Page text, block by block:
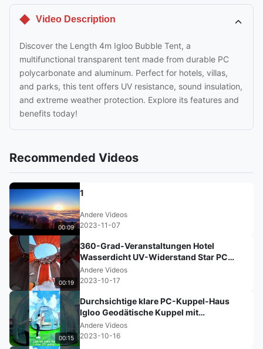
Video Description
Discover the Length 4m Igloo Bubble Tent, a
multifunctional transparent tent made from durable PC
polycarbonate and aluminum. Perfect for hotels, villas,
and parks, this tent offers UV resistance, sound insulation,
and extreme weather protection. Explore its features and
benefits today!
Recommended Videos
00:09
1
Andere Videos
2023-11-07
00:19
360-Grad-Veranstaltungen Hotel
Wasserdicht UV-Widerstand Star PC
Glamping Igloo Geodätische Kuppeln
Haus
Andere Videos
2023-10-17
00:15
Durchsichtige klare PC-Kuppel-Haus
Igloo Geodätische Kuppel mit
Aluminiumrahmen
Andere Videos
2023-10-16